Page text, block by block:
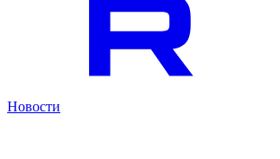
Новости